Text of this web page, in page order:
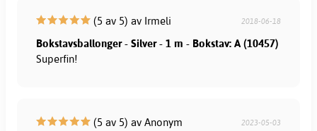
(5 av 5) av Irmeli 2018-06-18
Bokstavsballonger - Silver - 1 m - Bokstav: A (10457)
Superfin!
(5 av 5) av Anonym 2023-05-03